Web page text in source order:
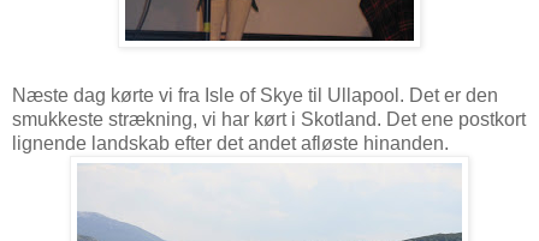
Næste dag kørte vi fra Isle of Skye til Ullapool. Det er den
smukkeste strækning, vi har kørt i Skotland. Det ene postkort
lignende landskab efter det andet afløste hinanden.